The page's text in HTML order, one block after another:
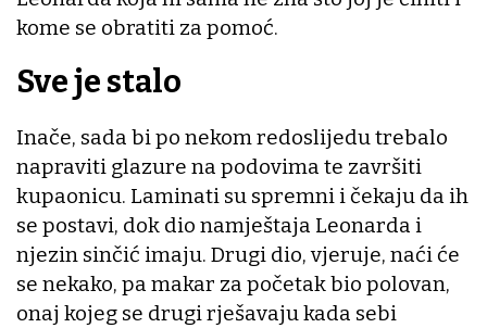
kome se obratiti za pomoć.
Sve je stalo
Inače, sada bi po nekom redoslijedu trebalo
napraviti glazure na podovima te završiti
kupaonicu. Laminati su spremni i čekaju da ih
se postavi, dok dio namještaja Leonarda i
njezin sinčić imaju. Drugi dio, vjeruje, naći će
se nekako, pa makar za početak bio polovan,
onaj kojeg se drugi rješavaju kada sebi